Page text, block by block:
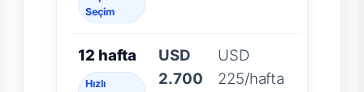
Seçim
12 hafta
Hızlı
USD
2.700
USD
225/hafta